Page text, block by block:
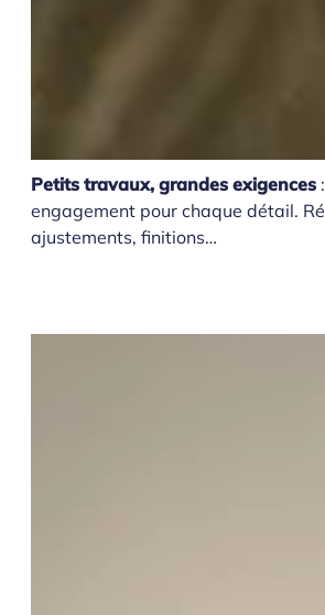
Petits travaux, grandes exigences
engagement pour chaque détail.
ajustements, finitions…